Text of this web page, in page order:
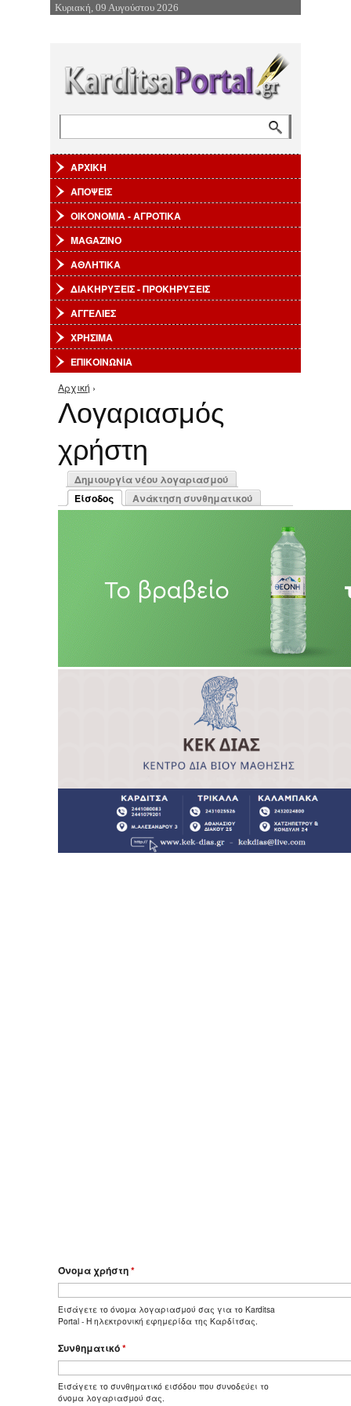
Επιστροφή στην Πλοήγηση
Κυριακή, 09 Αυγούστου 2026
ΑΡΧΙΚΗ
ΑΠΟΨΕΙΣ
ΟΙΚΟΝΟΜΙΑ - ΑΓΡΟΤΙΚΑ
MAGAZINO
ΑΘΛΗΤΙΚΑ
ΔΙΑΚΗΡΥΞΕΙΣ - ΠΡΟΚΗΡΥΞΕΙΣ
ΑΓΓΕΛΙΕΣ
ΧΡΗΣΙΜΑ
ΕΠΙΚΟΙΝΩΝΙΑ
Είστε εδώ
Αρχική ›
Λογαριασμός
χρήστη
Πρωτεύουσες καρτέλες
Δημιουργία νέου λογαριασμού
Είσοδος
(ενεργή καρτέλα)
Ανάκτηση συνθηματικού
Όνομα χρήστη*
Εισάγετε το όνομα λογαριασμού σας για το Karditsa
Portal - Η ηλεκτρονική εφημερίδα της Καρδίτσας.
Συνθηματικό*
Εισάγετε το συνθηματικό εισόδου που συνοδεύει το
όνομα λογαριασμού σας.